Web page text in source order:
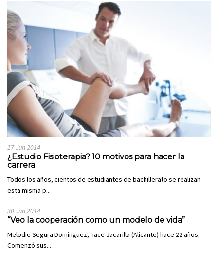
17 Jun 2014
¿Estudio Fisioterapia? 10 motivos para hacer la
carrera
Todos los años, cientos de estudiantes de bachillerato se realizan
esta misma p...
30 Jun 2014
“Veo la cooperación como un modelo de vida”
Melodie Segura Domínguez, nace Jacarilla (Alicante) hace 22 años.
Comenzó sus...